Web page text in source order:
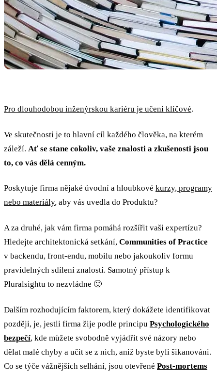
Pro dlouhodobou inženýrskou kariéru je učení klíčové.
Ve skutečnosti je to hlavní cíl každého člověka, na kterém
záleží. Ať se stane cokoliv, vaše znalosti a zkušenosti jsou
to, co vás dělá cenným.
Poskytuje firma nějaké úvodní a hloubkové kurzy, programy
nebo materiály, aby vás uvedla do Produktu?
A za druhé, jak vám firma pomáhá rozšířit vaši expertízu?
Hledejte architektonická setkání, Communities of Practice
v backendu, front-endu, mobilu nebo jakoukoliv formu
pravidelných sdílení znalostí. Samotný přístup k
Pluralsightu to nezvládne 🙂
Dalším rozhodujícím faktorem, který dokážete identifikovat
později, je, jestli firma žije podle principu Psychologického
bezpečí, kde můžete svobodně vyjádřit své názory nebo
dělat malé chyby a učit se z nich, aniž byste byli šikanováni.
Co se týče vážnějších selhání, jsou otevřené Post-mortems